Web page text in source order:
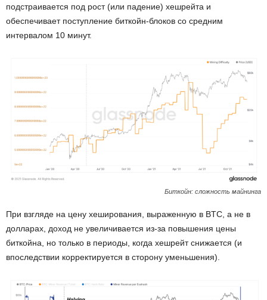
подстраивается под рост (или падение) хешрейта и
обеспечивает поступление биткойн-блоков со средним
интервалом 10 минут.
Биткойн: сложность майнинга
При взгляде на цену хеширования, выраженную в BTC, а не в
долларах, доход не увеличивается из-за повышения цены
биткойна, но только в периоды, когда хешрейт снижается (и
впоследствии корректируется в сторону уменьшения).